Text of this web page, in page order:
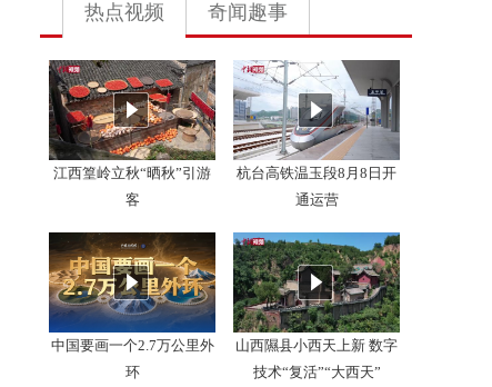
热点视频 奇闻趣事
江西篁岭立秋“晒秋”引游
客
杭台高铁温玉段8月8日开
通运营
中国要画一个2.7万公里外
环
山西隰县小西天上新 数字
技术“复活”“大西天”